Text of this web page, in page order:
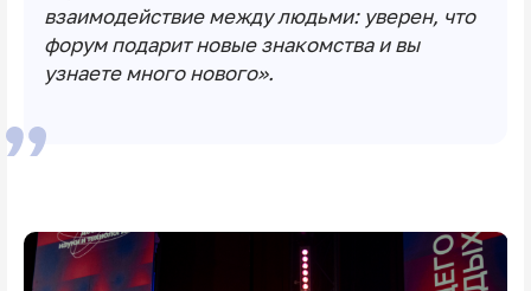
взаимодействие между людьми: уверен, что
форум подарит новые знакомства и вы
узнаете много нового».